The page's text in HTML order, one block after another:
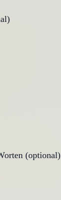
(optional)